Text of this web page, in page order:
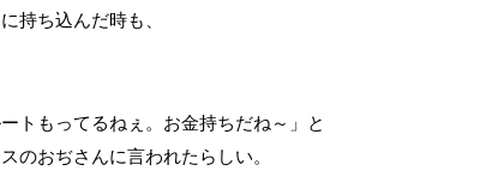
持ち込んだ時も、
ートもってるねぇ。お金持ちだね～」と
のおぢさんに言われたらしい。